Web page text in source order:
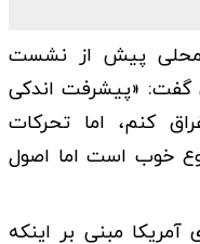
محلی پیش از نشست
گفت: «پیشرفت اندکی
کنم، اما تحرکات
خوب است اما اصول
آمریکا مبنی بر اینکه